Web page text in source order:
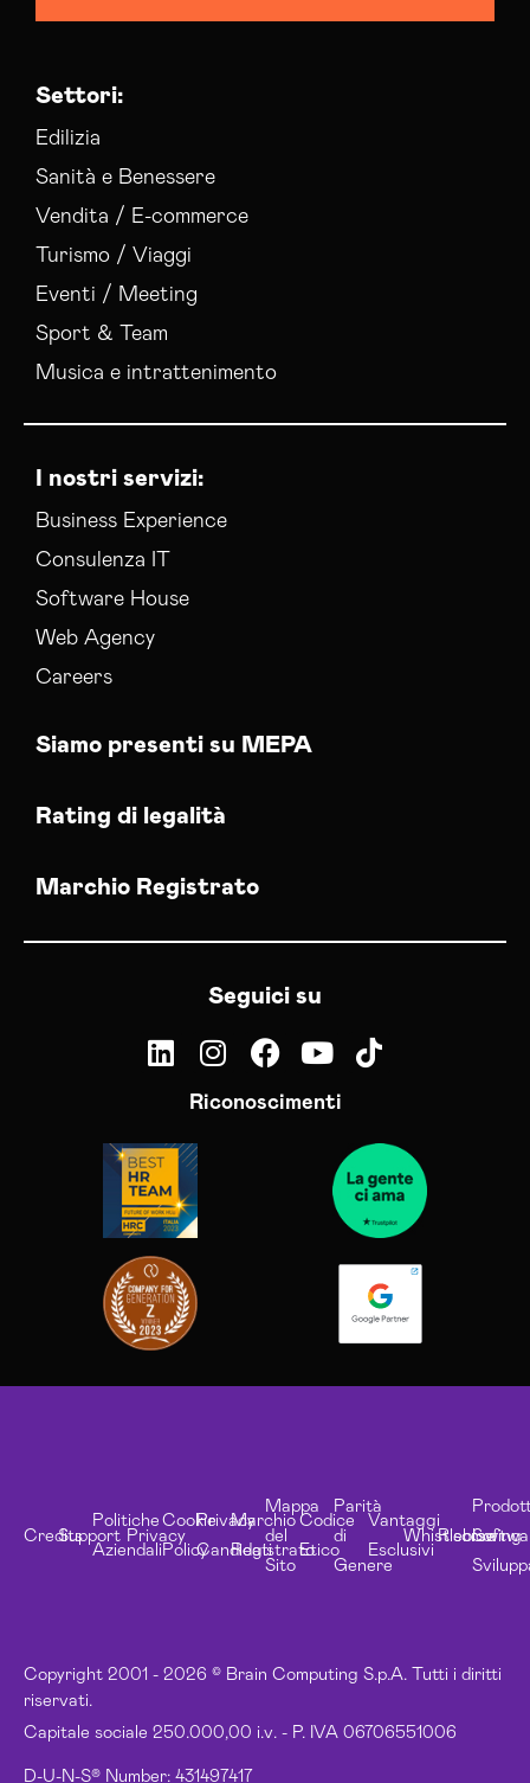
Settori:
Edilizia
Sanità e Benessere
Vendita / E-commerce
Turismo / Viaggi
Eventi / Meeting
Sport & Team
Musica e intrattenimento
I nostri servizi:
Business Experience
Consulenza IT
Software House
Web Agency
Careers
Siamo presenti su MEPA
Rating di legalità
Marchio Registrato
Seguici su
Riconoscimenti
Copyright 2001 - 2026 © Brain Computing S.p.A. Tutti i diritti
riservati.
Capitale sociale 250.000,00 i.v. - P. IVA 06706551006
D-U-N-S® Number: 431497417
CreditsSupport
Politiche
Aziendali
Privacy
Cookie
Policy
Privacy
Candidati
Marchio
Registrato
Mappa
del
Sito
Codice
Etico
Parità
di
Genere
Vantaggi
Esclusivi
Whistleblowing
Risorse